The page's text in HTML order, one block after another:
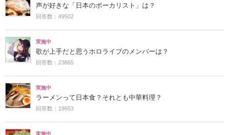
声が好きな「日本のボーカリスト」は？
回答数：49502
実施中
歌が上手だと思うホロライブのメンバーは？
回答数：23865
実施中
ラーメンって日本食？それとも中華料理？
回答数：19653
実施中